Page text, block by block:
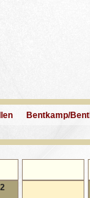
Bentkamp/